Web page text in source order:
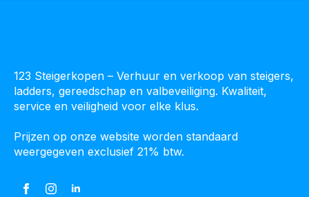
123 Steigerkopen – Verhuur en verkoop van steigers,
ladders, gereedschap en valbeveiliging. Kwaliteit,
service en veiligheid voor elke klus.
Prijzen op onze website worden standaard
weergegeven exclusief 21% btw.